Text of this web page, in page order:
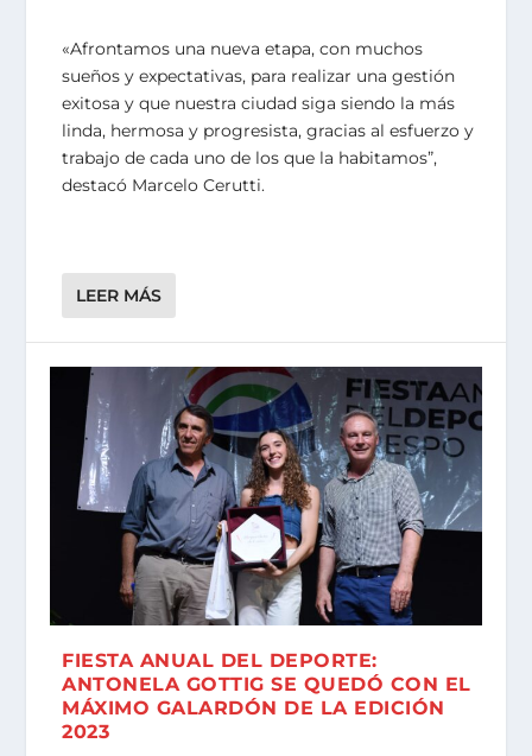
«Afrontamos una nueva etapa, con muchos
sueños y expectativas, para realizar una gestión
exitosa y que nuestra ciudad siga siendo la más
linda, hermosa y progresista, gracias al esfuerzo y
trabajo de cada uno de los que la habitamos”,
destacó Marcelo Cerutti.
LEER MÁS
FIESTA ANUAL DEL DEPORTE:
ANTONELA GOTTIG SE QUEDÓ CON EL
MÁXIMO GALARDÓN DE LA EDICIÓN
2023